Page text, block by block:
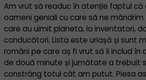
Am vrut să readuc în atenție faptul că
oameni geniali cu care să ne
care au uimit planeta, la inventatori,
conducători. Lista este uriașă și sunt
români pe care aș fi vrut să îi includ în
de două minute și jumătate a trebuit
constrâng totul cât am putut. Piesa